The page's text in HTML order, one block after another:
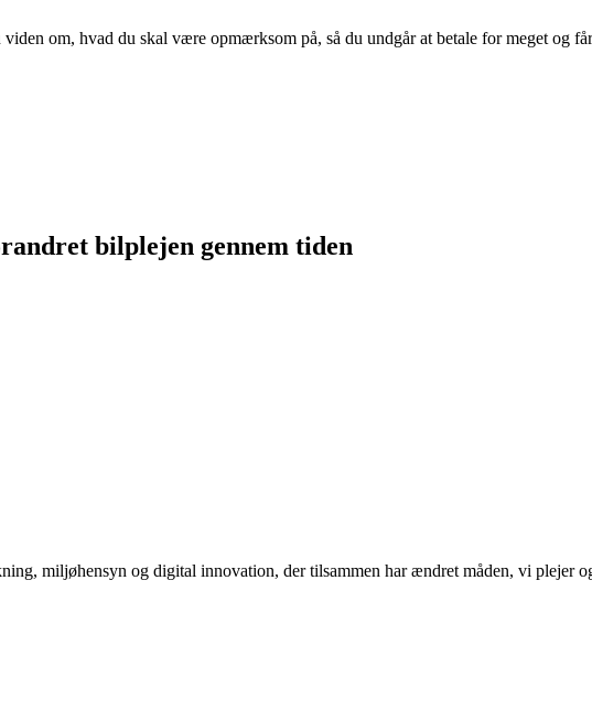
om, hvad du skal være opmærksom på, så du undgår at betale for meget og
bilplejen gennem tiden
miljøhensyn og digital innovation, der tilsammen har ændret måden, vi plejer